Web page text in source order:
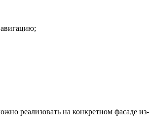
реализовать на конкретном фасаде